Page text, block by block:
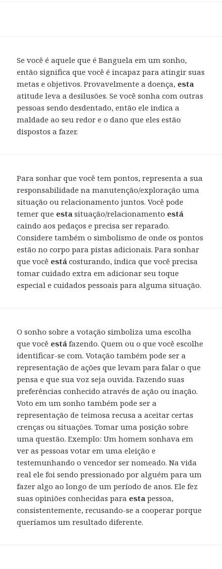
Se você é aquele que é Banguela em um sonho,
então significa que você é incapaz para atingir suas
metas e objetivos. Provavelmente a doença, esta
atitude leva a desilusões. Se você sonha com outras
pessoas sendo desdentado, então ele indica a
maldade ao seu redor e o dano que eles estão
dispostos a fazer.
Para sonhar que você tem pontos, representa a sua
responsabilidade na manutenção/exploração uma
situação ou relacionamento juntos. Você pode
temer que esta situação/relacionamento está
caindo aos pedaços e precisa ser reparado.
Considere também o simbolismo de onde os pontos
estão no corpo para pistas adicionais. Para sonhar
que você está costurando, indica que você precisa
tomar cuidado extra em adicionar seu toque
especial e cuidados pessoais para alguma situação.
O sonho sobre a votação simboliza uma escolha
que você está fazendo. Quem ou o que você escolhe
identificar-se com. Votação também pode ser a
representação de ações que levam para falar o que
pensa e que sua voz seja ouvida. Fazendo suas
preferências conhecido através de ação ou inação.
Voto em um sonho também pode ser a
representação de teimosa recusa a aceitar certas
crenças ou situações. Tomar uma posição sobre
uma questão. Exemplo: Um homem sonhava em
ver as pessoas votar em uma eleição e
testemunhando o vencedor ser nomeado. Na vida
real ele foi sendo pressionado por alguém para um
fazer algo ao longo de um período de anos. Ele fez
suas opiniões conhecidas para esta pessoa,
consistentemente, recusando-se a cooperar porque
queríamos um resultado diferente.